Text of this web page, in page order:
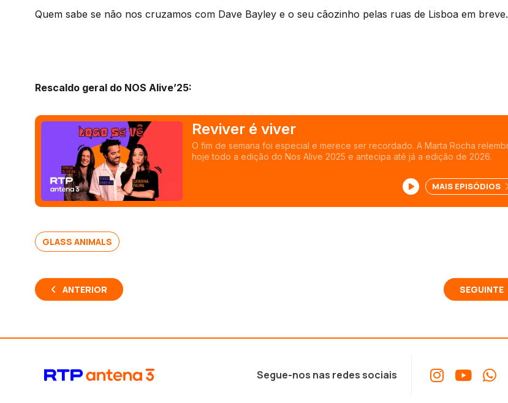
Quem sabe se não nos cruzamos com Dave Bayley e o seu cãozinho pelas ruas de Lisboa em
Rescaldo geral do NOS Alive’25:
Reviver é viver
O fim de semana foi especial e merece ser recordado. A Marta Rocha
hoje todo a edição do Nos Alive 2025 e antecipa até já a edição de 2026.
MAIS EPISÓDIOS
GLASS ANIMALS
ANTERIOR SEGUINTE
Segue-nos nas redes sociais